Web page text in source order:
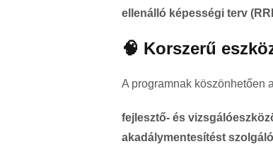
ellenálló képességi terv
🧠 Korszerű
A programnak köszönhetően
fejlesztő- és
akadálymentesítést